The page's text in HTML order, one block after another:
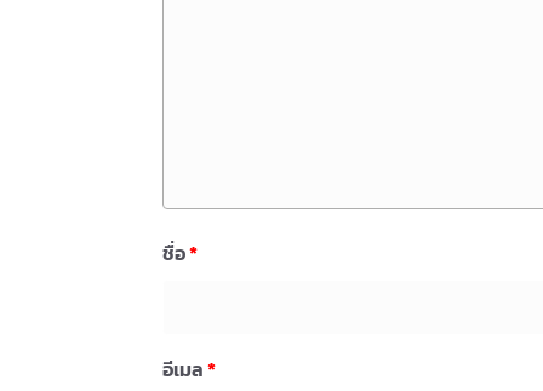
ชื่อ*
อีเมล*